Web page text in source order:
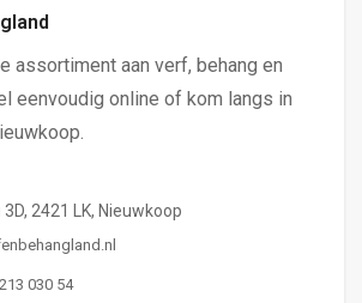
assortiment aan verf, behang en
eenvoudig online of kom langs in
2421 LK, Nieuwkoop
030 54